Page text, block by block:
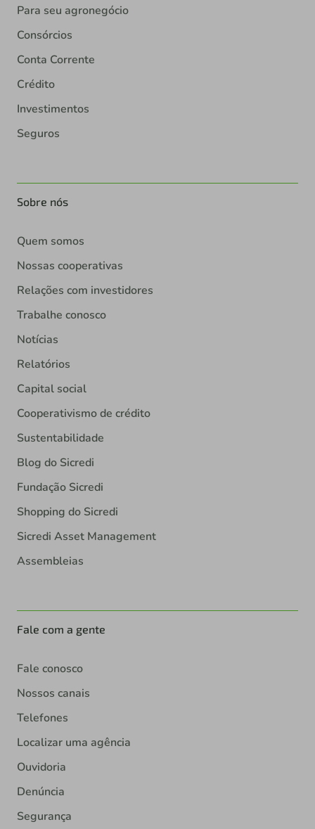
Para seu agronegócio
Consórcios
Conta Corrente
Crédito
Investimentos
Seguros
Sobre nós
Quem somos
Nossas cooperativas
Relações com investidores
Trabalhe conosco
Notícias
Relatórios
Capital social
Cooperativismo de crédito
Sustentabilidade
Blog do Sicredi
Fundação Sicredi
Shopping do Sicredi
Sicredi Asset Management
Assembleias
Fale com a gente
Fale conosco
Nossos canais
Telefones
Localizar uma agência
Ouvidoria
Denúncia
Segurança